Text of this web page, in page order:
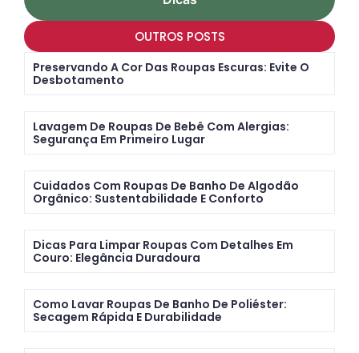
OUTROS POSTS
Preservando A Cor Das Roupas Escuras: Evite O
Desbotamento
Lavagem De Roupas De Bebê Com Alergias:
Segurança Em Primeiro Lugar
Cuidados Com Roupas De Banho De Algodão
Orgânico: Sustentabilidade E Conforto
Dicas Para Limpar Roupas Com Detalhes Em
Couro: Elegância Duradoura
Como Lavar Roupas De Banho De Poliéster:
Secagem Rápida E Durabilidade